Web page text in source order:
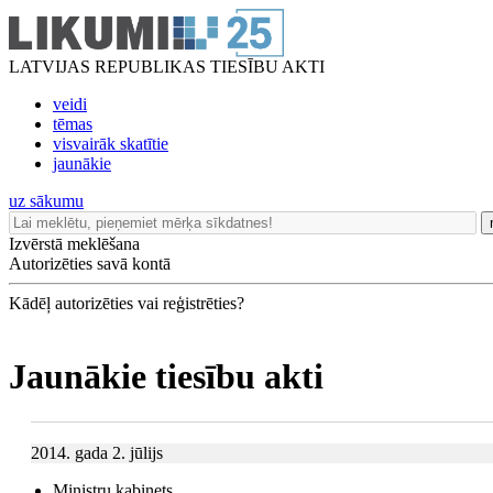
LATVIJAS REPUBLIKAS TIESĪBU AKTI
veidi
tēmas
visvairāk skatītie
jaunākie
uz sākumu
Izvērstā meklēšana
Autorizēties savā kontā
Kādēļ autorizēties vai reģistrēties?
Jaunākie tiesību akti
2014. gada 2. jūlijs